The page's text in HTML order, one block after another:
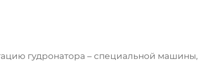
гудронатора – специальной машины,